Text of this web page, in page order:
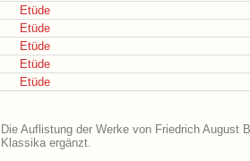
Etüde
Etüde
Etüde
Etüde
Etüde
Die Auflistung der Werke von Friedrich August
Klassika ergänzt.